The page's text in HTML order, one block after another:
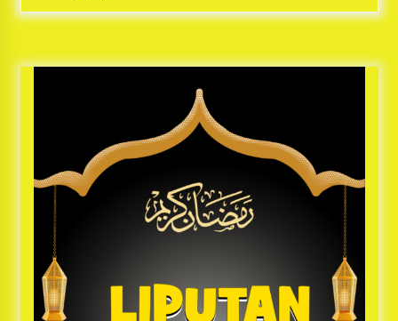
Indonesia dan KOSMI Indonesia Atas Respon
Cepat Polres Metro Bekasi dan Polsek Cikarang
Perahu Bantuan Dari Panglima TNI
1 tahun ago
Jelang Ramadhan, Kecamatan Cikarang Pusat
1 tahun ago